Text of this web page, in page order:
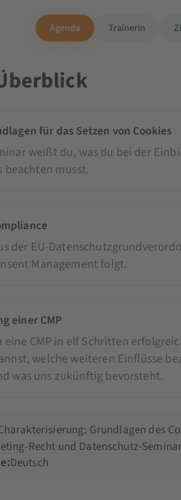
Agenda Trainerin
für das Setzen von Cookies
weißt du, was du bei der
beachten musst.
der EU-
Management folgt.
einer CMP
eine CMP in elf Schritten
welche weiteren Einflüsse
was uns zukünftig bevorsteht.
Grundlagen des
Recht und Datenschutz-
Deutsch